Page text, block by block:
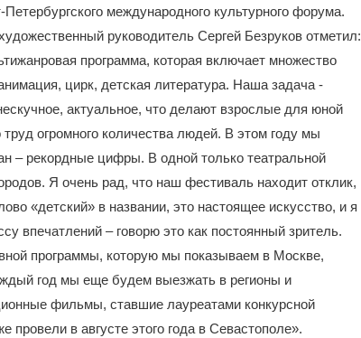
международного культурного форума.
руководитель Сергей Безруков отметил:
программа, которая включает множество
цирк, детская литература. Наша задача -
актуальное, что делают взрослые для юной
огромного количества людей. В этом году мы
– рекордные цифры. В одной только театральной
Я очень рад, что наш фестиваль находит отклик,
«детский» в названии, это настоящее искусство, и я
впечатлений – говорю это как постоянный зритель.
программы, которую мы показываем в Москве,
год мы еще будем выезжать в регионы и
фильмы, ставшие лауреатами конкурсной
в августе этого года в Севастополе».